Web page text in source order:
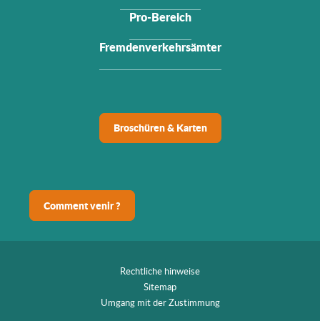
Pro-Bereich
Fremdenverkehrsämter
Broschüren & Karten
Comment venir ?
Rechtliche hinweise
Sitemap
Umgang mit der Zustimmung